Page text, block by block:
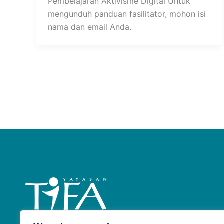
mengunduh panduan fasilitator, mohon isi
nama dan email Anda.